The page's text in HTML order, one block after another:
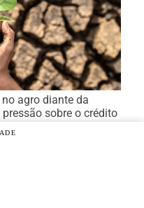
agro diante da
sobre o crédito